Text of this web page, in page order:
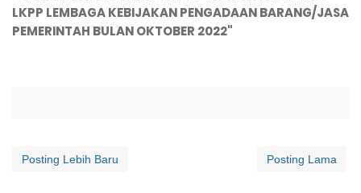
LKPP LEMBAGA KEBIJAKAN PENGADAAN BARANG/JASA
PEMERINTAH BULAN OKTOBER 2022"
Posting Lebih Baru Posting Lama